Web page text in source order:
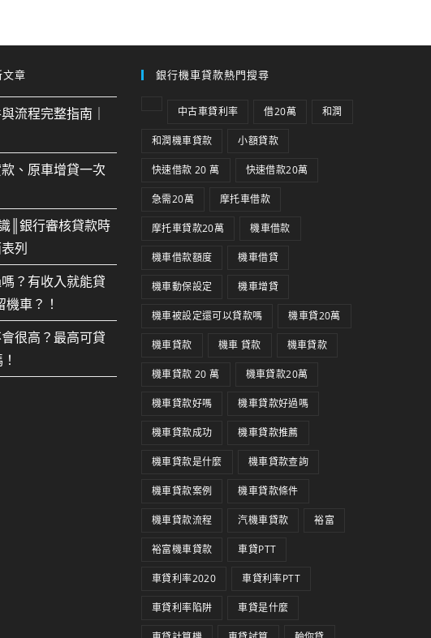
章
流程完整指南｜
、原車增貸一次
║銀行審核貸款時
列
？有收入就能貸
車？！
很高？最高可貸
銀行機車貸款熱門搜尋
中古車貸利率 借20萬 和潤
和潤機車貸款 小額貸款
快速借款 20 萬 快速借款20萬
急需20萬 摩托車借款
摩托車貸款20萬 機車借款
機車借款額度 機車借貸
機車動保設定 機車增貸
機車被設定還可以貸款嗎 機車貸20萬
機車貸款 機車 貸款 機車貸款
機車貸款 20 萬 機車貸款20萬
機車貸款好嗎 機車貸款好過嗎
機車貸款成功 機車貸款推薦
機車貸款是什麼 機車貸款查詢
機車貸款案例 機車貸款條件
機車貸款流程 汽機車貸款 裕富
裕富機車貸款 車貸PTT
車貸利率2020 車貸利率PTT
車貸利率陷阱 車貸是什麼